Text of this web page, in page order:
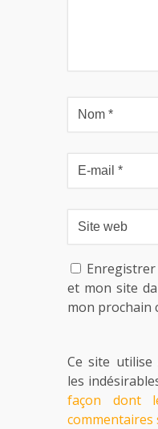
et mon site
mon prochain
Ce site
les
façon dont